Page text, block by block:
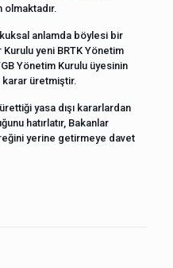
olmaktadır.
anlamda böylesi bir
yeni BRTK Yönetim
Yönetim Kurulu üyesinin
karar üretmiştir.
yasa dışı kararlardan
hatırlatır, Bakanlar
yerine getirmeye davet